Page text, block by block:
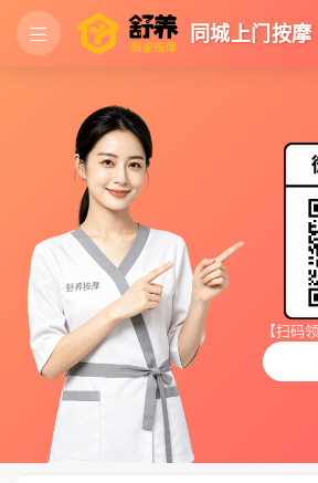
同城上门按摩
【扫码